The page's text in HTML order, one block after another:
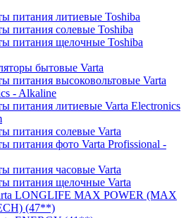
питания литиевые Toshiba
питания солевые Toshiba
питания щелочные Toshiba
бытовые Varta
питания высоковольтовые Varta
- Alkaline
питания литиевые Varta Electronics
питания солевые Varta
питания фото Varta Profissional -
питания часовые Varta
питания щелочные Varta
LONGLIFE MAX POWER (MAX
(47**)